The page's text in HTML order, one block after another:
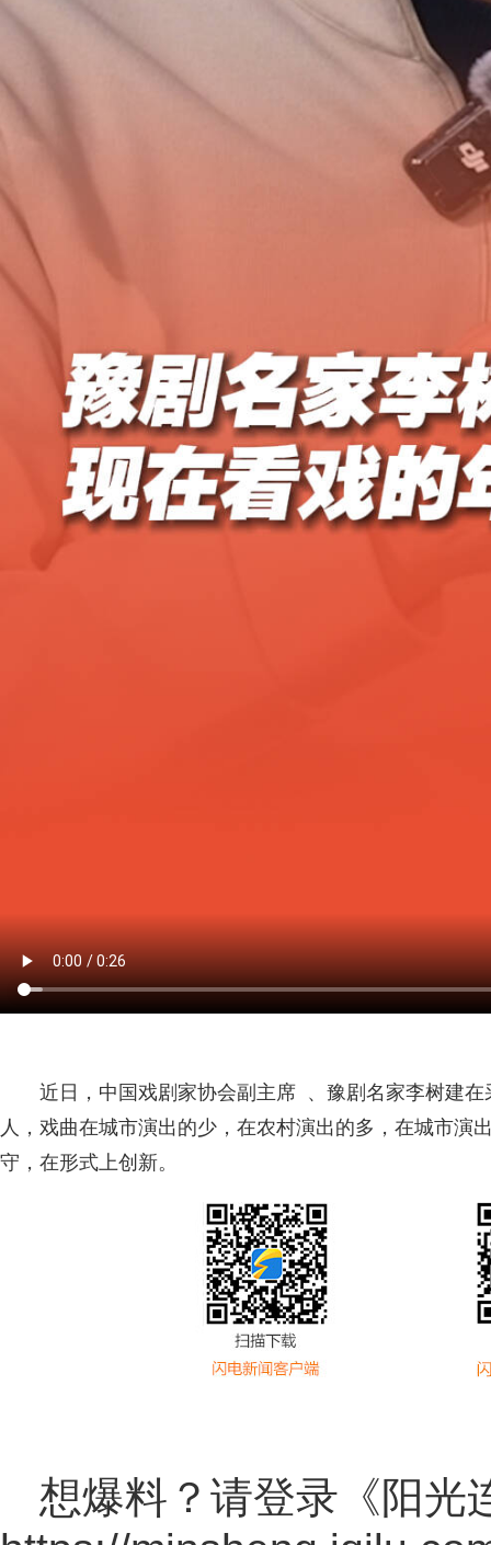
近日，中国戏剧家协会副主席 、豫剧名家李树建
人，戏曲在城市演出的少，在农村演出的多，在城市演
守，在形式上创新。
想爆料？请登录《阳光